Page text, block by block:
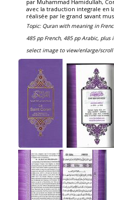
par Muhammad Hamidullah,
avec la traduction integrale en
réalisée par le grand savant
Topic: Quran with meaning in
485 pp French, 485 pp Arabic, plus
select image to view/enlarge/scroll